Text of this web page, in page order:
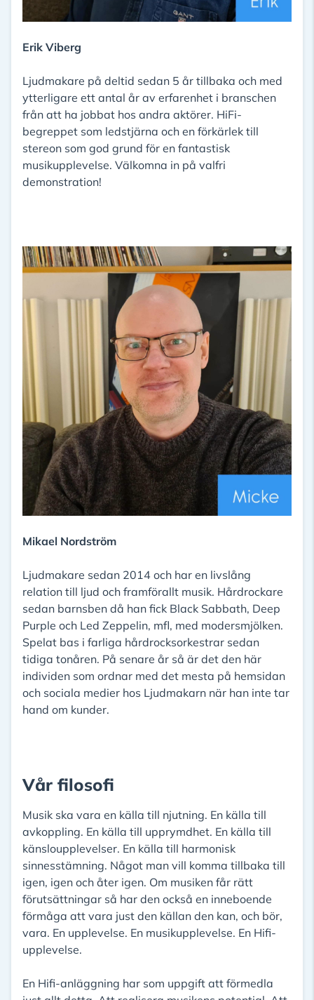
Erik Viberg
Ljudmakare på deltid sedan 5 år tillbaka och med
ytterligare ett antal år av erfarenhet i branschen
från att ha jobbat hos andra aktörer. HiFi-
begreppet som ledstjärna och en förkärlek till
stereon som god grund för en fantastisk
musikupplevelse. Välkomna in på valfri
demonstration!
Mikael Nordström
Ljudmakare sedan 2014 och har en livslång
relation till ljud och framförallt musik. Hårdrockare
sedan barnsben då han fick Black Sabbath, Deep
Purple och Led Zeppelin, mfl, med modersmjölken.
Spelat bas i farliga hårdrocksorkestrar sedan
tidiga tonåren. På senare år så är det den här
individen som ordnar med det mesta på hemsidan
och sociala medier hos Ljudmakarn när han inte tar
hand om kunder.
Vår filosofi
Musik ska vara en källa till njutning. En källa till
avkoppling. En källa till upprymdhet. En källa till
känsloupplevelser. En källa till harmonisk
sinnesstämning. Något man vill komma tillbaka till
igen, igen och åter igen. Om musiken får rätt
förutsättningar så har den också en inneboende
förmåga att vara just den källan den kan, och bör,
vara. En upplevelse. En musikupplevelse. En Hifi-
upplevelse.
En Hifi-anläggning har som uppgift att förmedla